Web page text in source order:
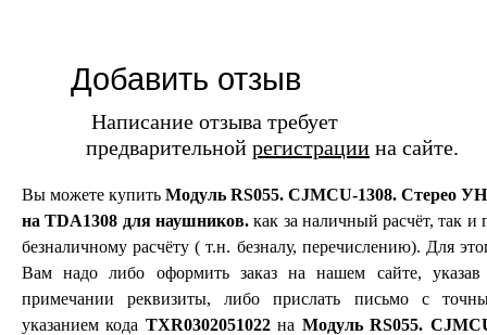
Добавить отзыв
Написание отзыва требует
предварительной регистрации на сайте.
Вы можете купить Модуль RS055. CJMCU-1308. Стерео
на TDA1308 для наушников.как за наличный расчёт, так и
безналичному расчёту ( т.н. безналу, перечислению). Для
Вам надо либо оформить заказ на нашем сайте,
примечании реквизиты, либо прислать письмо с
указанием кода TXR0302051022 на Модуль RS055.